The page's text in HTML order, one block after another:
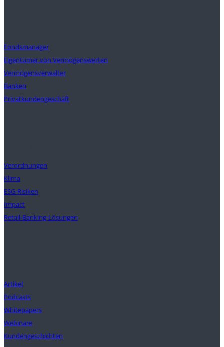
Fondsmanager
Eigentümer von Vermögenswerten
Vermögensverwalter
Banken
Privatkundengeschäft
Verordnungen
Klima
ESG-Risiken
Impact
Retail-Banking-Lösungen
Artikel
Podcasts
Whitepapers
Webinare
Kundengeschichten